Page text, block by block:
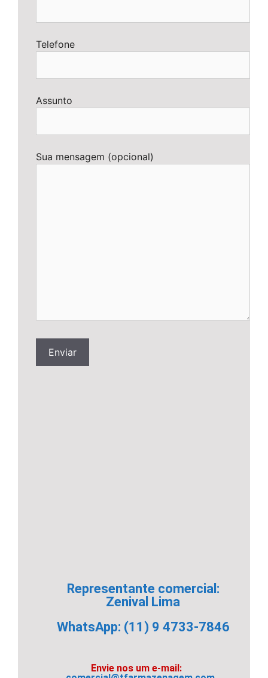
Telefone
Assunto
Sua mensagem (opcional)
Representante comercial:
Zenival Lima
WhatsApp: (11) 9 4733-7846
Envie nos um e-mail: